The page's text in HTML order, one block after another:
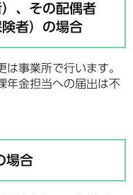
、その配偶者
険者）の場合
事業所で行います。
年金担当への届出は不
場合